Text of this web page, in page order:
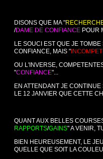
DISONS QUE MA "
/DAME DE CONFIANCE POUR
LE SOUCI EST QUE JE
CONFIANCE, MAIS "
OU L'INVERSE,
"CONFIANCE"...
EN ATTENDANT JE
LE 12 JANVIER QUE CETTE
QUANT AUX BELLES
RAPPORTS/GAINS" A VENIR,
BIEN HEUREUSEMENT, LE
QUELLE QUE SOIT LA